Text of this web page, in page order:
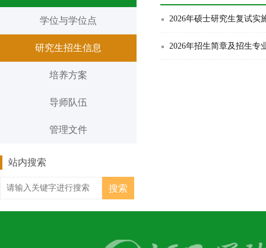
学位与学位点
研究生招生信息
培养方案
导师队伍
管理文件
站内搜索
2026年硕士研究生复试实
2026年招生简章及招生专